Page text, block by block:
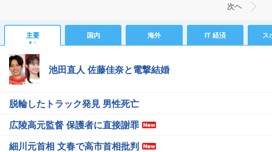
次ヘ
主要 国内 海外 IT 経済 ス
池田直人 佐藤佳奈と電撃結婚
脱輪したトラック発見 男性死亡
広陵高元監督 保護者に直接謝罪
細川元首相 文春で高市首相批判